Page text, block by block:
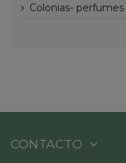
colonias- perfumes
CONTACTO